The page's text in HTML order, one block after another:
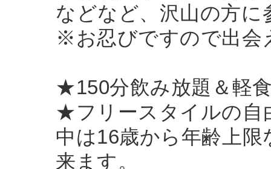
などなど、沢山の方
※お忍びですので出会
★150分飲み放題＆軽
★フリースタイルの自
中は16歳から年齢上
来ます。